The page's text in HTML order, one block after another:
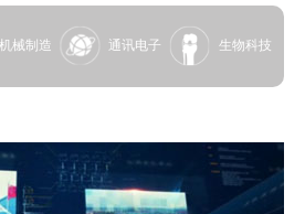
机械制造 通讯电子 生物科技